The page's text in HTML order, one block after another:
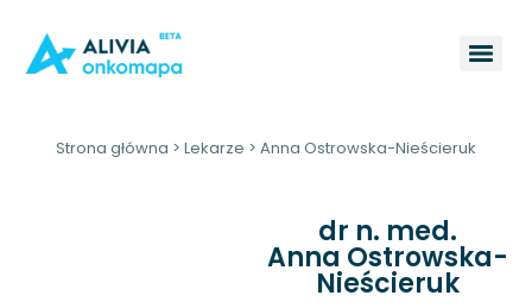
Strona główna > Lekarze > Anna Ostrowska-Nieścieruk
dr n. med.
Anna Ostrowska-
Nieścieruk